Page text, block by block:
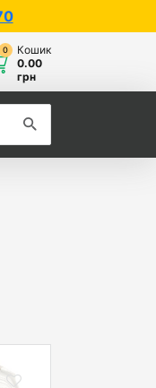
0
Кошик
0.00
грн